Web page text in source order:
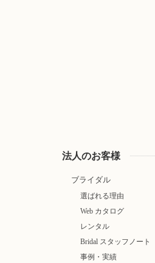
法人のお客様
ブライダル
選ばれる理由
Web カタログ
レンタル
Bridal スタッフノート
事例・実績